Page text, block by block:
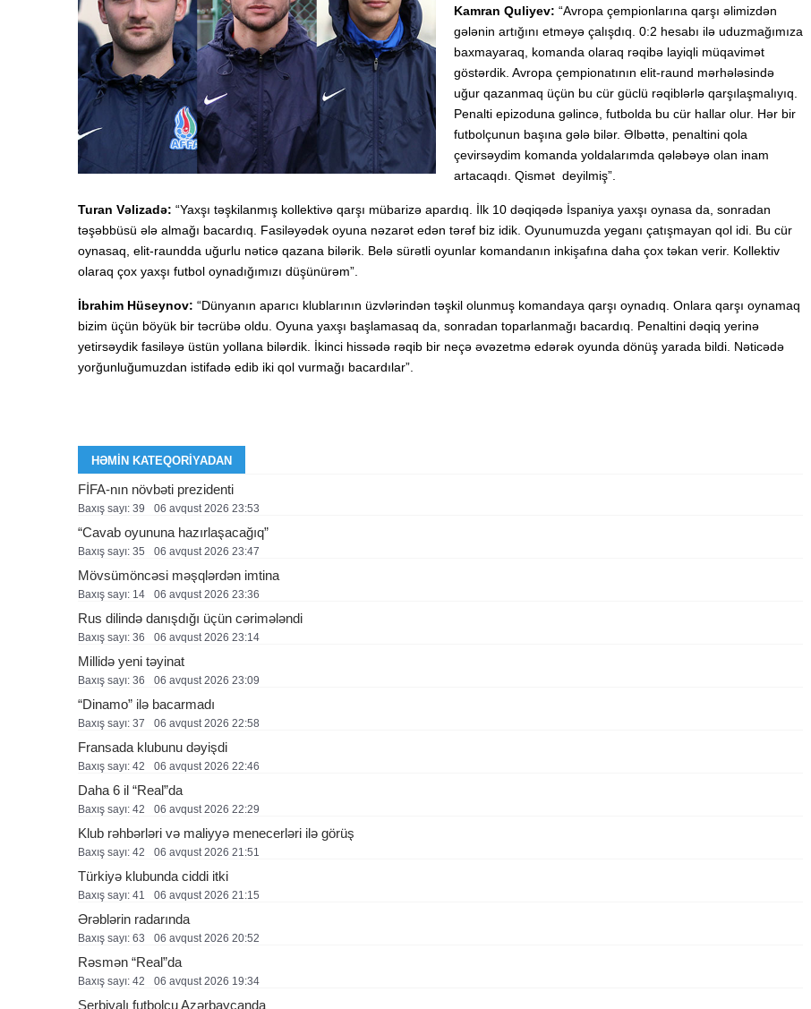
Kamran Quliyev: “Avropa çempionlarına qarşı əlimizdən
gələnin artığını etməyə çalışdıq. 0:2 hesabı ilə uduzmağımıza
baxmayaraq, komanda olaraq rəqibə layiqli müqavimət
göstərdik. Avropa çempionatının elit-raund mərhələsində
uğur qazanmaq üçün bu cür güclü rəqiblərlə qarşılaşmalıyıq.
Penalti epizoduna gəlincə, futbolda bu cür hallar olur. Hər bir
futbolçunun başına gələ bilər. Əlbəttə, penaltini qola
çevirsəydim komanda yoldalarımda qələbəyə olan inam
artacaqdı. Qismət deyilmiş”.
Turan Vəlizadə: “Yaxşı təşkilanmış kollektivə qarşı mübarizə apardıq. İlk 10 dəqiqədə İspaniya yaxşı oynasa da, sonradan
təşəbbüsü ələ almağı bacardıq. Fasiləyədək oyuna nəzarət edən tərəf biz idik. Oyunumuzda yeganı çatışmayan qol idi. Bu cür
oynasaq, elit-raundda uğurlu nəticə qazana bilərik. Belə sürətli oyunlar komandanın inkişafına daha çox təkan verir. Kollektiv
olaraq çox yaxşı futbol oynadığımızı düşünürəm”.
İbrahim Hüseynov: “Dünyanın aparıcı klublarının üzvlərindən təşkil olunmuş komandaya qarşı oynadıq. Onlara qarşı oynamaq
bizim üçün böyük bir təcrübə oldu. Oyuna yaxşı başlamasaq da, sonradan toparlanmağı bacardıq. Penaltini dəqiq yerinə
yetirsəydik fasiləyə üstün yollana bilərdik. İkinci hissədə rəqib bir neçə əvəzetmə edərək oyunda dönüş yarada bildi. Nəticədə
yorğunluğumuzdan istifadə edib iki qol vurmağı bacardılar”.
HƏMIN KATEQORIYADAN
FİFA-nın növbəti prezidenti
Baxış sayı: 39 06 avqust 2026 23:53
“Cavab oyununa hazırlaşacağıq”
Baxış sayı: 35 06 avqust 2026 23:47
Mövsümöncəsi məşqlərdən imtina
Baxış sayı: 14 06 avqust 2026 23:36
Rus dilində danışdığı üçün cərimələndi
Baxış sayı: 36 06 avqust 2026 23:14
Millidə yeni təyinat
Baxış sayı: 36 06 avqust 2026 23:09
“Dinamo” ilə bacarmadı
Baxış sayı: 37 06 avqust 2026 22:58
Fransada klubunu dəyişdi
Baxış sayı: 42 06 avqust 2026 22:46
Daha 6 il “Real”da
Baxış sayı: 42 06 avqust 2026 22:29
Klub rəhbərləri və maliyyə menecerləri ilə görüş
Baxış sayı: 42 06 avqust 2026 21:51
Türkiyə klubunda ciddi itki
Baxış sayı: 41 06 avqust 2026 21:15
Ərəblərin radarında
Baxış sayı: 63 06 avqust 2026 20:52
Rəsmən “Real”da
Baxış sayı: 42 06 avqust 2026 19:34
Serbiyalı futbolçu Azərbaycanda